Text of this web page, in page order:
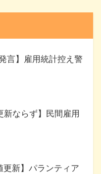
言】雇用統計控え警
新ならず】民間雇用
更新】パランティア